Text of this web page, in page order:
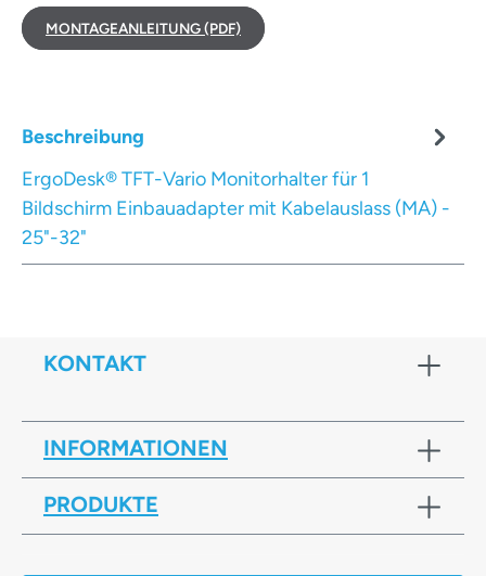
MONTAGEANLEITUNG (PDF)
Beschreibung
ErgoDesk® TFT-Vario Monitorhalter für 1
Bildschirm Einbauadapter mit Kabelauslass (MA) -
25"-32"
KONTAKT
INFORMATIONEN
PRODUKTE